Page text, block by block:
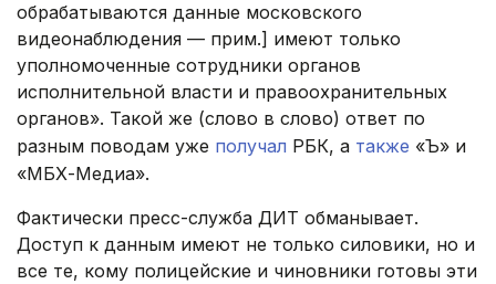
обрабатываются данные московского
видеонаблюдения — прим.] имеют только
уполномоченные сотрудники органов
исполнительной власти и правоохранительных
органов». Такой же (слово в слово) ответ по
разным поводам уже получал РБК, а также «Ъ» и
«МБХ-Медиа».
Фактически пресс-служба ДИТ обманывает.
Доступ к данным имеют не только силовики, но и
все те, кому полицейские и чиновники готовы эти